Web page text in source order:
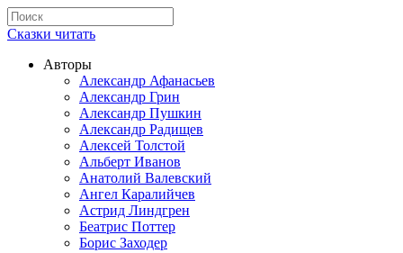
Сказки читать
Авторы
Александр Афанасьев
Александр Грин
Александр Пушкин
Александр Радищев
Алексей Толстой
Альберт Иванов
Анатолий Валевский
Ангел Каралийчев
Астрид Линдгрен
Беатрис Поттер
Борис Заходер